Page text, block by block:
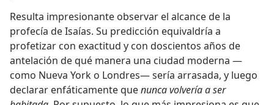
Resulta impresionante observar el alcance de la
profecía de Isaías. Su predicción equivaldría a
profetizar con exactitud y con doscientos años de
antelación de qué manera una ciudad moderna —
como Nueva York o Londres— sería arrasada, y luego
declarar enfáticamente quenunca volvería a ser